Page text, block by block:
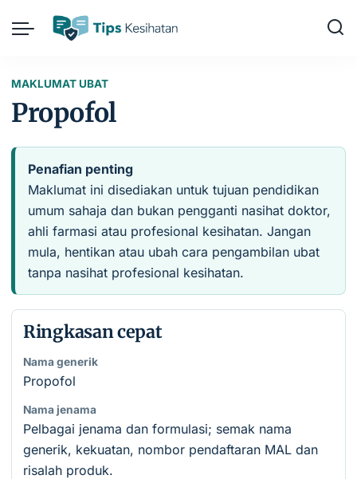
MAKLUMAT UBAT
Propofol
Penafian penting
Maklumat ini disediakan untuk tujuan pendidikan
umum sahaja dan bukan pengganti nasihat doktor,
ahli farmasi atau profesional kesihatan. Jangan
mula, hentikan atau ubah cara pengambilan ubat
tanpa nasihat profesional kesihatan.
Ringkasan cepat
Nama generik
Propofol
Nama jenama
Pelbagai jenama dan formulasi; semak nama
generik, kekuatan, nombor pendaftaran MAL dan
risalah produk.